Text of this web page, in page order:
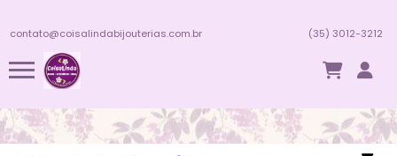
contato@coisalindabijouterias.com.br (35) 3012-3212